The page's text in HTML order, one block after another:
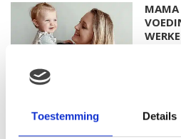
Toestemming Details
MAMA